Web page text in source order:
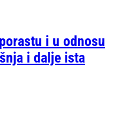
i u odnosu
i dalje ista